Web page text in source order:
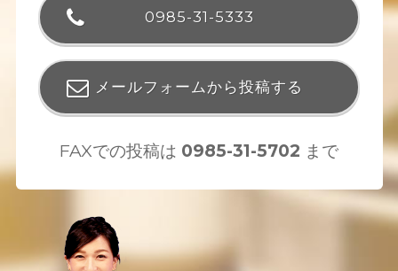
0985-31-5333
メールフォームから投稿する
FAXでの投稿は 0985-31-5702 まで